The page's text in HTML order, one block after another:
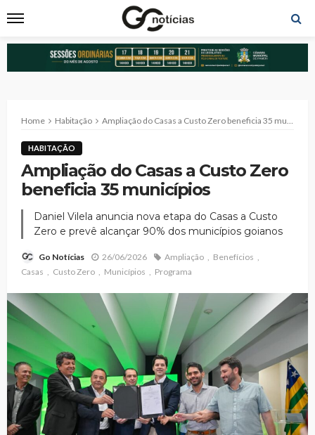
Home Habitação Ampliação do Casas a Custo Zero beneficia 35 municípios
HABITAÇÃO
Ampliação do Casas a Custo Zero
beneficia 35 municípios
Daniel Vilela anuncia nova etapa do Casas a Custo
Zero e prevê alcançar 90% dos municípios goianos
Go Notícias 26/06/2026 Ampliação
Benefícios
Casas
Custo Zero Municípios Programa